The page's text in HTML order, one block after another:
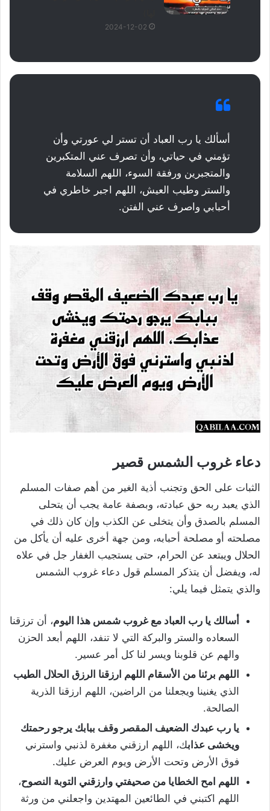
2024-12-02
أسألك يا رب العباد أن تستر لي عورتي وأن
تؤمني في حياتي، وأن تصرف عني المتكبرين
والمتجبرين ورفقة السوء، اللهم السلامة
والستر وطيب العيش، اللهم اجبر خاطري في
أحبابي واصرف عني الفتن.
دعاء غروب الشمس قصير
الثبات على الحق وتجنب أذية الغير من أهم صفات المسلم
الذي يعبد ربه حق عبادته، وبصفة عامة يجب أن يتحلى
المسلم بالصدق وأن يتخلى عن الكذب وإن كان ذلك في
مصلحته أو مصلحة أحبابه، ومن جهة أخرى عليه أن يأكل من
الحلال ويبتعد عن الحرام، حتى يستجيب الغفار جل في علاه
له، ويفضل أن يتذكر المسلم قول دعاء غروب الشمس
والذي يتمثل فيما يلي:
أسالك يا رب العباد مع غروب شمس هذا اليوم، أن ترزقنا
السعاده والستر والبركة التي لا تنفد، اللهم أبعد الحزن
والهم عن قلوبنا ويسر لنا كل أمر عسير.
اللهم برئنا من الأسقام اللهم ارزقنا الرزق الحلال الطيب
الذي يغنينا ويجعلنا من الراضين، اللهم ارزقنا الذرية
الصالحة.
يا رب عبدك الضعيف المقصر وقف ببابك يرجو رحمتك
ويخشى عذابك، اللهم ارزقني مغفرة لذنبي واسترني
فوق الأرض وتحت الأرض ويوم العرض عليك.
اللهم امح الخطايا من صحيفتي وارزقني التوبة النصوح،
اللهم اكتبني في الطائعين المهتدين واجعلني من ورثة